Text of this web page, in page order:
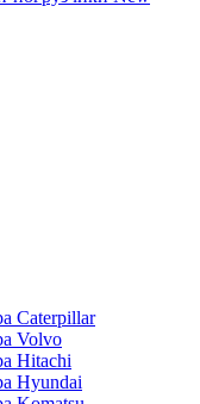
Caterpillar
Volvo
Hitachi
Hyundai